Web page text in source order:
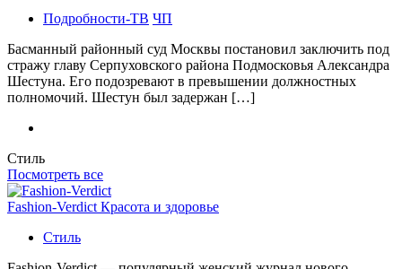
Подробности-ТВ ЧП
Басманный районный суд Москвы постановил заключить под
стражу главу Серпуховского района Подмосковья Александра
Шестуна. Его подозревают в превышении должностных
полномочий. Шестун был задержан […]
Стиль
Посмотреть все
Fashion-Verdict Красота и здоровье
Стиль